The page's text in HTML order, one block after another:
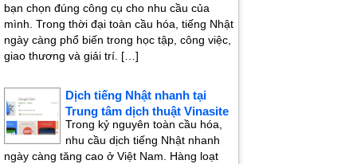
bạn chọn đúng công cụ cho nhu cầu của
mình. Trong thời đại toàn cầu hóa, tiếng Nhật
ngày càng phổ biến trong học tập, công việc,
giao thương và giải trí. […]
Dịch tiếng Nhật nhanh tại
Trung tâm dịch thuật Vinasite
Trong kỷ nguyên toàn cầu hóa,
nhu cầu dịch tiếng Nhật nhanh
ngày càng tăng cao ở Việt Nam. Hàng loạt